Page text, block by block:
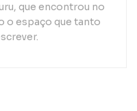
que encontrou no
o espaço que tanto